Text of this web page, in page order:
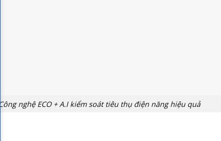
Công nghệ ECO + A.I kiểm soát tiêu thụ điện năng hiệu quả